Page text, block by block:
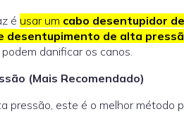
é usar um cabo desentupidor
desentupimento de alta
danificar os canos.
(Mais Recomendado)
pressão, este é o melhor método